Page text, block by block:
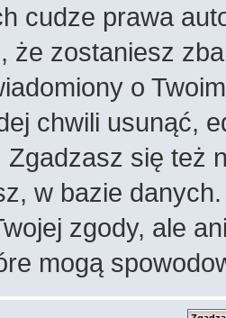
cudze prawa
że zostaniesz
o
chwili usunąć,
Zgadzasz się też
w bazie
zgody, ale
mogą